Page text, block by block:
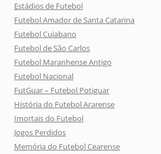
Estádios de Futebol
Futebol Amador de Santa Catarina
Futebol Cuiabano
Futebol de São Carlos
Futebol Maranhense Antigo
Futebol Nacional
FutGuar – Futebol Potiguar
História do Futebol Ararense
Imortais do Futebol
Jogos Perdidos
Memória do Futebol Cearense